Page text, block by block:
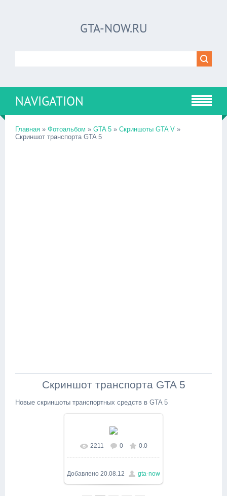
GTA-NOW.RU
NAVIGATION
Главная » Фотоальбом » GTA 5 » Скриншоты GTA V »
Скриншот транспорта GTA 5
Скриншот транспорта GTA 5
Новые скриншоты транспортных средств в GTA 5
В реальном размере
1000x563/ 303.0Kb
2211 0 0.0
Добавлено 20.08.12 gta-now